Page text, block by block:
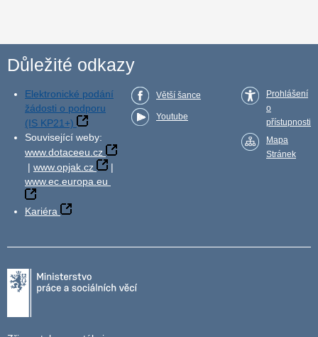
Důležité odkazy
Elektronické podání
žádosti o podporu
(IS KP21+)
Související weby:
www.dotaceeu.cz
| www.opjak.cz
|
www.ec.europa.eu
Kariéra
Větší šance
Youtube
Prohlášení
o
přístupnosti
Mapa
Stránek